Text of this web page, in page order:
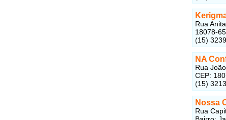
Rua
18078-
(15)
NA
Rua
CEP:
(15)
Nossa
Rua